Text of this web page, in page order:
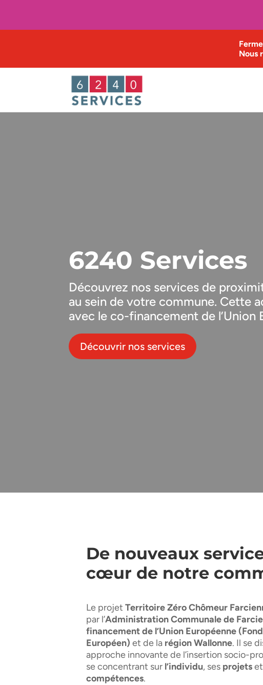
Nous
6240 Services
Découvrez nos services de
au sein de votre commune. Cette
avec le co-financement de l’Union
Découvrir nos services
De nouveaux
cœur de notre
Le projet Territoire Zéro Chômeur
par l’Administration Communale de
financement de l’Union Européenne
Européen) et de la région Wallonne. Il se
approche innovante de l’insertion socio-
se concentrant sur l’individu, ses projets
compétences.